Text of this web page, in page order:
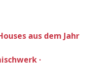
aus dem Jahr
·